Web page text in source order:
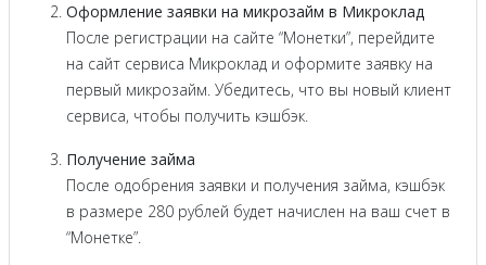
Оформление заявки на микрозайм в Микроклад
После регистрации на сайте “Монетки”, перейдите
на сайт сервиса Микроклад и оформите заявку на
первый микрозайм. Убедитесь, что вы новый клиент
сервиса, чтобы получить кэшбэк.
Получение займа
После одобрения заявки и получения займа, кэшбэк
в размере 280 рублей будет начислен на ваш счет в
“Монетке”.